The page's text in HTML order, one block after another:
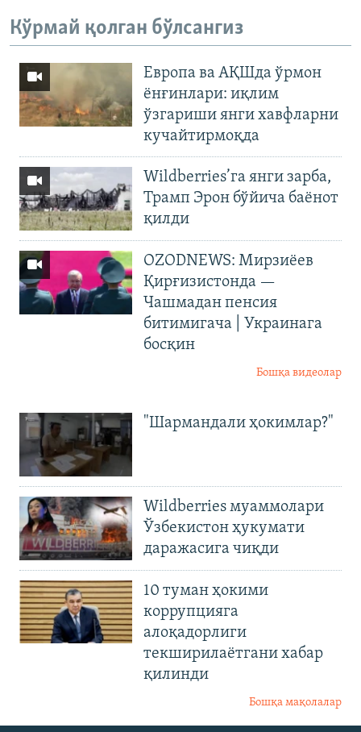
Кўрмай қолган бўлсангиз
Европа ва АҚШда ўрмон
ёнғинлари: иқлим
ўзгариши янги хавфларни
кучайтирмоқда
Wildberries’га янги зарба,
Трамп Эрон бўйича баёнот
қилди
OZODNEWS: Мирзиёев
Қирғизистонда —
Чашмадан пенсия
битимигача | Украинага
босқин
Бошқа видеолар
"Шармандали ҳокимлар?"
Wildberries муаммолари
Ўзбекистон ҳукумати
даражасига чиқди
10 туман ҳокими
коррупцияга
алоқадорлиги
текширилаётгани хабар
қилинди
Бошқа мақолалар